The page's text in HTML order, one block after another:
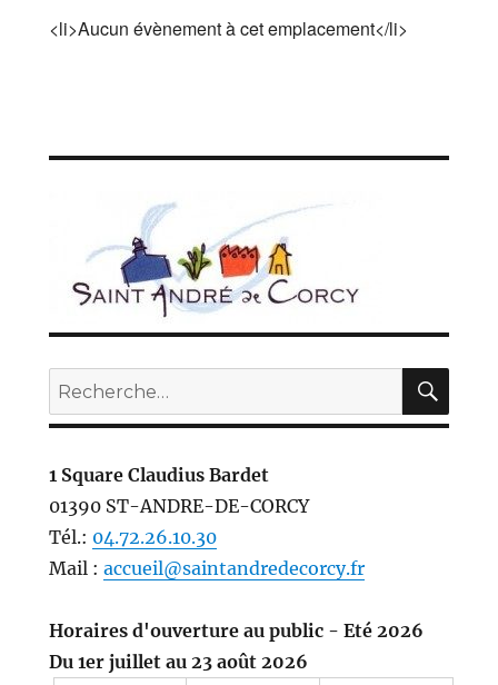
<li>Aucun évènement à cet emplacement</li>
Recherche
pour :
1 Square Claudius Bardet
01390 ST-ANDRE-DE-CORCY
Tél.: 04.72.26.10.30
Mail : accueil@saintandredecorcy.fr
Horaires d'ouverture au public - Eté 2026
Du 1er juillet au 23 août 2026